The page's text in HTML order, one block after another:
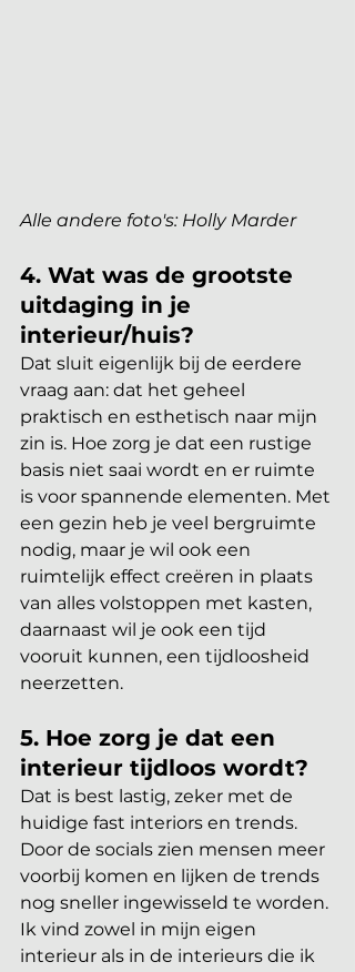
Alle andere foto's: Holly Marder
4. Wat was de grootste
uitdaging in je
interieur/huis?
Dat sluit eigenlijk bij de eerdere
vraag aan: dat het geheel
praktisch en esthetisch naar mijn
zin is. Hoe zorg je dat een rustige
basis niet saai wordt en er ruimte
is voor spannende elementen. Met
een gezin heb je veel bergruimte
nodig, maar je wil ook een
ruimtelijk effect creëren in plaats
van alles volstoppen met kasten,
daarnaast wil je ook een tijd
vooruit kunnen, een tijdloosheid
neerzetten.
5. Hoe zorg je dat een
interieur tijdloos wordt?
Dat is best lastig, zeker met de
huidige fast interiors en trends.
Door de socials zien mensen meer
voorbij komen en lijken de trends
nog sneller ingewisseld te worden.
Ik vind zowel in mijn eigen
interieur als in de interieurs die ik